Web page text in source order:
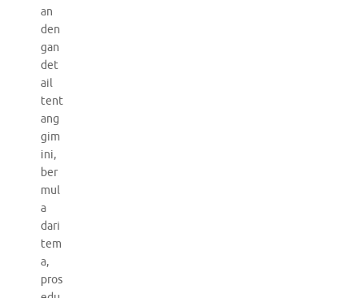
an
den
gan
det
ail
tent
ang
gim
ini,
ber
mul
a
dari
tem
a,
pros